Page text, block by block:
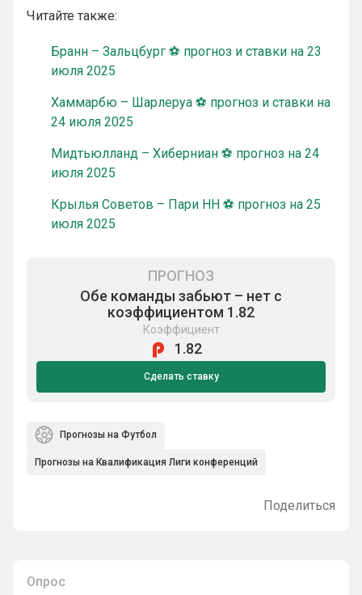
Читайте также:
Бранн – Зальцбург ⚽ прогноз и ставки на 23
июля 2025
Хаммарбю – Шарлеруа ⚽ прогноз и ставки на
24 июля 2025
Мидтьюлланд – Хиберниан ⚽ прогноз на 24
июля 2025
Крылья Советов – Пари НН ⚽ прогноз на 25
июля 2025
ПРОГНОЗ
Обе команды забьют – нет с
коэффициентом 1.82
Коэффициент
1.82
Сделать ставку
Прогнозы на Футбол
Прогнозы на Квалификация Лиги конференций
Поделиться
Опрос